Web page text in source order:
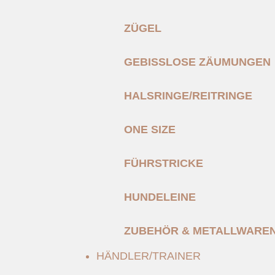
ZÜGEL
GEBISSLOSE ZÄUMUNGEN
HALSRINGE/REITRINGE
ONE SIZE
FÜHRSTRICKE
HUNDELEINE
ZUBEHÖR &
HÄNDLER/TRAINER